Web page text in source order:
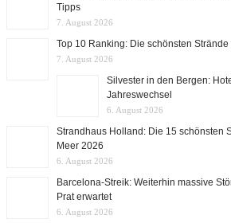
Tipps
7. August 2026
Top 10 Ranking: Die schönsten
7. August 2026
Silvester in den Bergen:
Jahreswechsel
6. August 2026
Strandhaus Holland: Die 15 schönsten
Meer 2026
6. August 2026
Barcelona-Streik: Weiterhin massive
Prat erwartet
6. August 2026